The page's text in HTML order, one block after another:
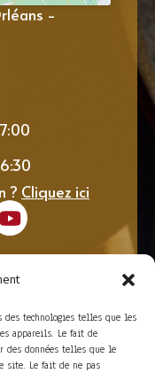
technologies telles que les
appareils. Le fait de
des données telles que le
site. Le fait de ne pas
-
? Cliquez ici